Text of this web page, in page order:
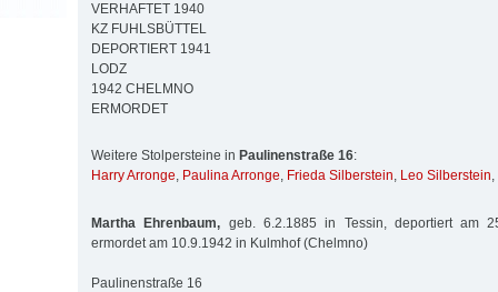
VERHAFTET 1940
KZ FUHLSBÜTTEL
DEPORTIERT 1941
LODZ
1942 CHELMNO
ERMORDET
Weitere Stolpersteine in Paulinenstraße 16:
Harry Arronge, Paulina Arronge, Frieda Silberstein, Leo Silberstein,
Martha Ehrenbaum, geb. 6.2.1885 in Tessin, deportiert am
ermordet am 10.9.1942 in Kulmhof (Chelmno)
Paulinenstraße 16